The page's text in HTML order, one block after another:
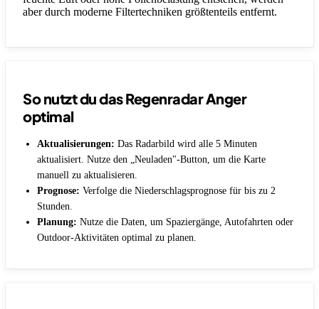
aber durch moderne Filtertechniken größtenteils entfernt.
So nutzt du das Regenradar Anger
optimal
Aktualisierungen: Das Radarbild wird alle 5 Minuten
aktualisiert. Nutze den „Neuladen"-Button, um die Karte
manuell zu aktualisieren.
Prognose: Verfolge die Niederschlagsprognose für bis zu 2
Stunden.
Planung: Nutze die Daten, um Spaziergänge, Autofahrten oder
Outdoor-Aktivitäten optimal zu planen.